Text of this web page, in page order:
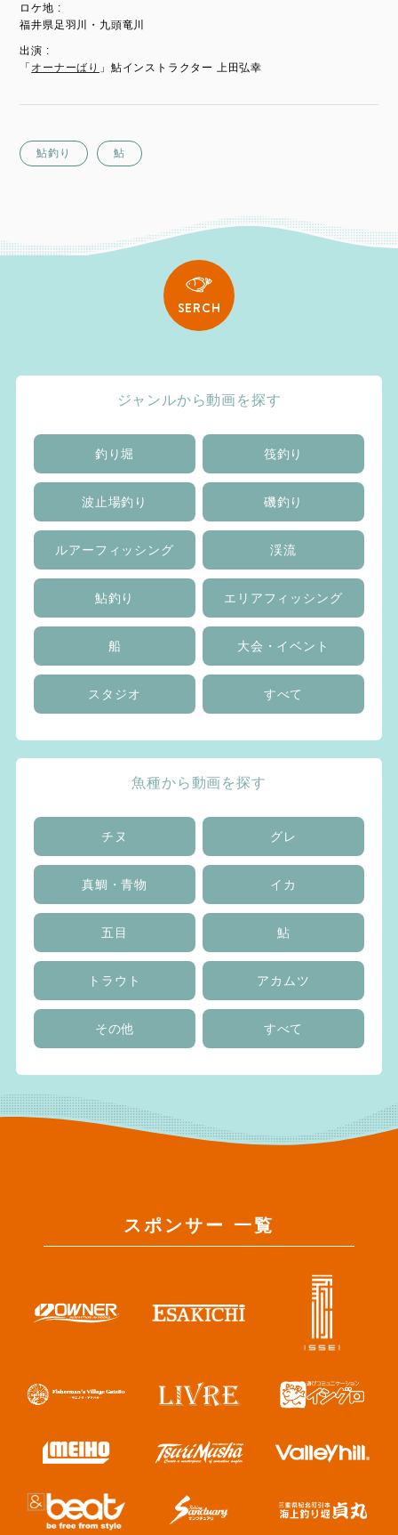
ロケ地 :
福井県足羽川・九頭竜川
出演 :
「 オーナーばり 」鮎インストラクター 上田弘幸
鮎釣り 鮎
SERCH
ジャンルから動画を探す
釣り堀 筏釣り
波止場釣り 磯釣り
ルアーフィッシング 渓流
鮎釣り エリアフィッシング
船 大会・イベント
スタジオ すべて
魚種から動画を探す
チヌ グレ
真鯛・青物 イカ
五目 鮎
トラウト アカムツ
その他 すべて
スポンサー 一覧